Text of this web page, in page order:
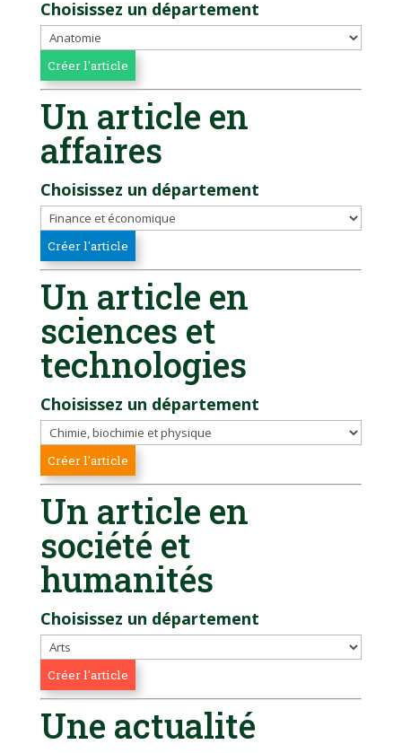
Choisissez un département
Un article en
affaires
Choisissez un département
Un article en
sciences et
technologies
Choisissez un département
Un article en
société et
humanités
Choisissez un département
Une actualité